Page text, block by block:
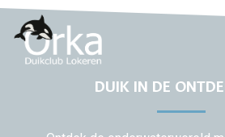
DUIK IN DE